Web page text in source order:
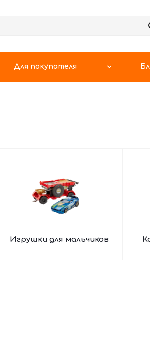
Для покупателя
Игрушки для мальчиков